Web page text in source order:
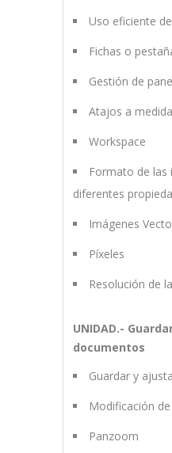
Uso eficiente
Fichas o
Gestión de
Atajos a medida
Workspace
Formato de las
diferentes
Imágenes
Píxeles
Resolución de
UNIDAD.-
documentos
Guardar y
Modificación
Panzoom